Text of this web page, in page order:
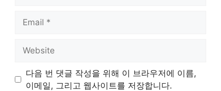
다음 번 댓글 작성을 위해 이 브라우저에 이름,
이메일, 그리고 웹사이트를 저장합니다.